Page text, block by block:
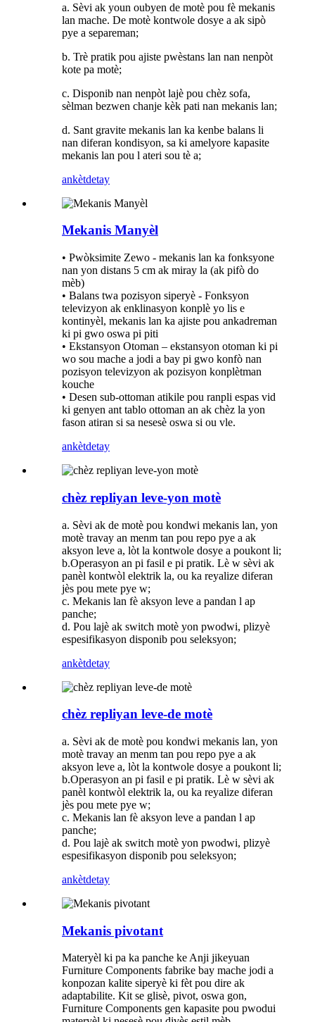
a. Sèvi ak youn oubyen de motè pou fè mekanis
lan mache. De motè kontwole dosye a ak sipò
pye a separeman;
b. Trè pratik pou ajiste pwèstans lan nan nenpòt
kote pa motè;
c. Disponib nan nenpòt lajè pou chèz sofa,
sèlman bezwen chanje kèk pati nan mekanis lan;
d. Sant gravite mekanis lan ka kenbe balans li
nan diferan kondisyon, sa ki amelyore kapasite
mekanis lan pou l ateri sou tè a;
ankètdetay
Mekanis Manyèl
• Pwòksimite Zewo - mekanis lan ka fonksyone
nan yon distans 5 cm ak miray la (ak pifò do
mèb)
• Balans twa pozisyon siperyè - Fonksyon
televizyon ak enklinasyon konplè yo lis e
kontinyèl, mekanis lan ka ajiste pou ankadreman
ki pi gwo oswa pi piti
• Ekstansyon Otoman – ekstansyon otoman ki pi
wo sou mache a jodi a bay pi gwo konfò nan
pozisyon televizyon ak pozisyon konplètman
kouche
• Desen sub-ottoman atikile pou ranpli espas vid
ki genyen ant tablo ottoman an ak chèz la yon
fason atiran si sa nesesè oswa si ou vle.
ankètdetay
chèz repliyan leve-yon motè
a. Sèvi ak de motè pou kondwi mekanis lan, yon
motè travay an menm tan pou repo pye a ak
aksyon leve a, lòt la kontwole dosye a poukont li;
b.Operasyon an pi fasil e pi pratik. Lè w sèvi ak
panèl kontwòl elektrik la, ou ka reyalize diferan
jès pou mete pye w;
c. Mekanis lan fè aksyon leve a pandan l ap
panche;
d. Pou lajè ak switch motè yon pwodwi, plizyè
espesifikasyon disponib pou seleksyon;
ankètdetay
chèz repliyan leve-de motè
a. Sèvi ak de motè pou kondwi mekanis lan, yon
motè travay an menm tan pou repo pye a ak
aksyon leve a, lòt la kontwole dosye a poukont li;
b.Operasyon an pi fasil e pi pratik. Lè w sèvi ak
panèl kontwòl elektrik la, ou ka reyalize diferan
jès pou mete pye w;
c. Mekanis lan fè aksyon leve a pandan l ap
panche;
d. Pou lajè ak switch motè yon pwodwi, plizyè
espesifikasyon disponib pou seleksyon;
ankètdetay
Mekanis pivotant
Materyèl ki pa ka panche ke Anji jikeyuan
Furniture Components fabrike bay mache jodi a
konpozan kalite siperyè ki fèt pou dire ak
adaptabilite. Kit se glisè, pivot, oswa gon,
Furniture Components gen kapasite pou pwodui